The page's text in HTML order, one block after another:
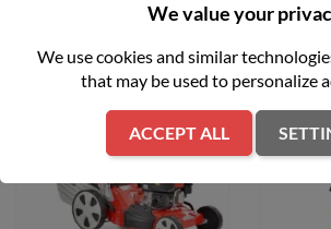
favorite_border
We value your
We use cookies and similar
that may be used to personalize
ACCEPT ALL